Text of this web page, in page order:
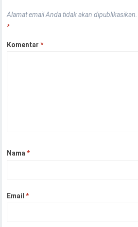
Alamat email Anda tidak akan dipublikasikan.
*
Komentar*
Nama*
Email*